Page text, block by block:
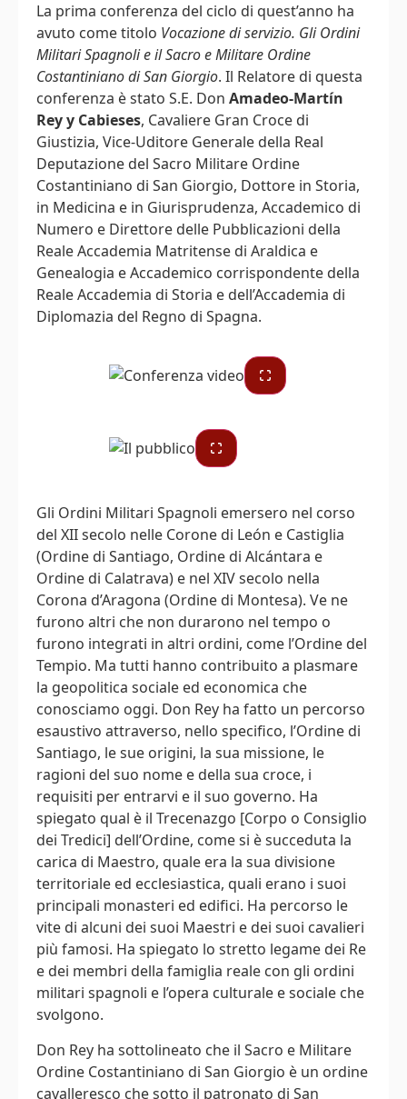
La prima conferenza del ciclo di quest’anno ha
avuto come titolo Vocazione di servizio. Gli Ordini
Militari Spagnoli e il Sacro e Militare Ordine
Costantiniano di San Giorgio. Il Relatore di questa
conferenza è stato S.E. Don Amadeo-Martín
Rey y Cabieses, Cavaliere Gran Croce di
Giustizia, Vice-Uditore Generale della Real
Deputazione del Sacro Militare Ordine
Costantiniano di San Giorgio, Dottore in Storia,
in Medicina e in Giurisprudenza, Accademico di
Numero e Direttore delle Pubblicazioni della
Reale Accademia Matritense di Araldica e
Genealogia e Accademico corrispondente della
Reale Accademia di Storia e dell’Accademia di
Diplomazia del Regno di Spagna.
Gli Ordini Militari Spagnoli emersero nel corso
del XII secolo nelle Corone di León e Castiglia
(Ordine di Santiago, Ordine di Alcántara e
Ordine di Calatrava) e nel XIV secolo nella
Corona d’Aragona (Ordine di Montesa). Ve ne
furono altri che non durarono nel tempo o
furono integrati in altri ordini, come l’Ordine del
Tempio. Ma tutti hanno contribuito a plasmare
la geopolitica sociale ed economica che
conosciamo oggi. Don Rey ha fatto un percorso
esaustivo attraverso, nello specifico, l’Ordine di
Santiago, le sue origini, la sua missione, le
ragioni del suo nome e della sua croce, i
requisiti per entrarvi e il suo governo. Ha
spiegato qual è il Trecenazgo [Corpo o Consiglio
dei Tredici] dell’Ordine, come si è succeduta la
carica di Maestro, quale era la sua divisione
territoriale ed ecclesiastica, quali erano i suoi
principali monasteri ed edifici. Ha percorso le
vite di alcuni dei suoi Maestri e dei suoi cavalieri
più famosi. Ha spiegato lo stretto legame dei Re
e dei membri della famiglia reale con gli ordini
militari spagnoli e l’opera culturale e sociale che
svolgono.
Don Rey ha sottolineato che il Sacro e Militare
Ordine Costantiniano di San Giorgio è un ordine
cavalleresco che sotto il patronato di San